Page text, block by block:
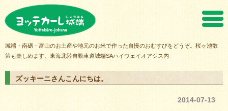
城端・南砺・富山のお土産や地元のお米で作った自慢のおむすびをどうぞ。桜ヶ池散
策も楽しめます。東海北陸自動車道城端SAハイウェイオアシス内
ズッキーニさんこんにちは。
2014-07-13